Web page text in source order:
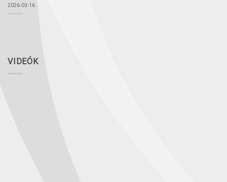
2026-03-16
VIDEÓK